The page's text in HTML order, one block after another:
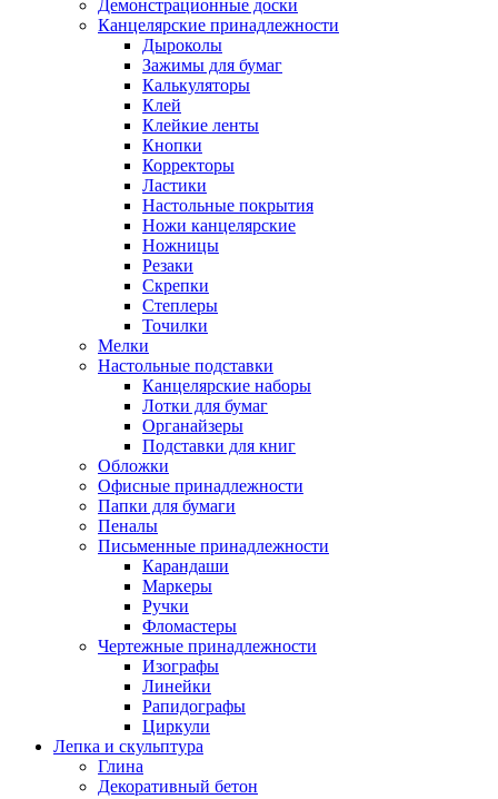
Демонстрационные доски
Канцелярские принадлежности
Дыроколы
Зажимы для бумаг
Калькуляторы
Клей
Клейкие ленты
Кнопки
Корректоры
Ластики
Настольные покрытия
Ножи канцелярские
Ножницы
Резаки
Скрепки
Степлеры
Точилки
Мелки
Настольные подставки
Канцелярские наборы
Лотки для бумаг
Органайзеры
Подставки для книг
Обложки
Офисные принадлежности
Папки для бумаги
Пеналы
Письменные принадлежности
Карандаши
Маркеры
Ручки
Фломастеры
Чертежные принадлежности
Изографы
Линейки
Рапидографы
Циркули
Лепка и скульптура
Глина
Декоративный бетон